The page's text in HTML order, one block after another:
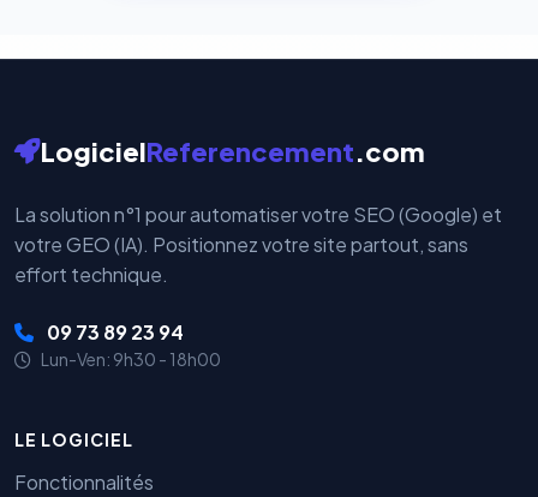
LogicielReferencement.com
La solution n°1 pour automatiser votre SEO (Google) et
votre GEO (IA). Positionnez votre site partout, sans
effort technique.
09 73 89 23 94
Lun-Ven: 9h30 - 18h00
LE LOGICIEL
Fonctionnalités